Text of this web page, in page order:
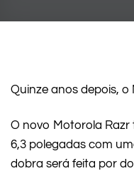
Quinze anos depois,
O novo Motorola Razr
6,3 polegadas com
dobra será feita por